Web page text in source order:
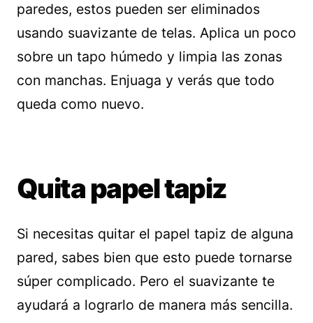
paredes, estos pueden ser eliminados
usando suavizante de telas. Aplica un poco
sobre un tapo húmedo y limpia las zonas
con manchas. Enjuaga y verás que todo
queda como nuevo.
Quita papel tapiz
Si necesitas quitar el papel tapiz de alguna
pared, sabes bien que esto puede tornarse
súper complicado. Pero el suavizante te
ayudará a lograrlo de manera más sencilla.